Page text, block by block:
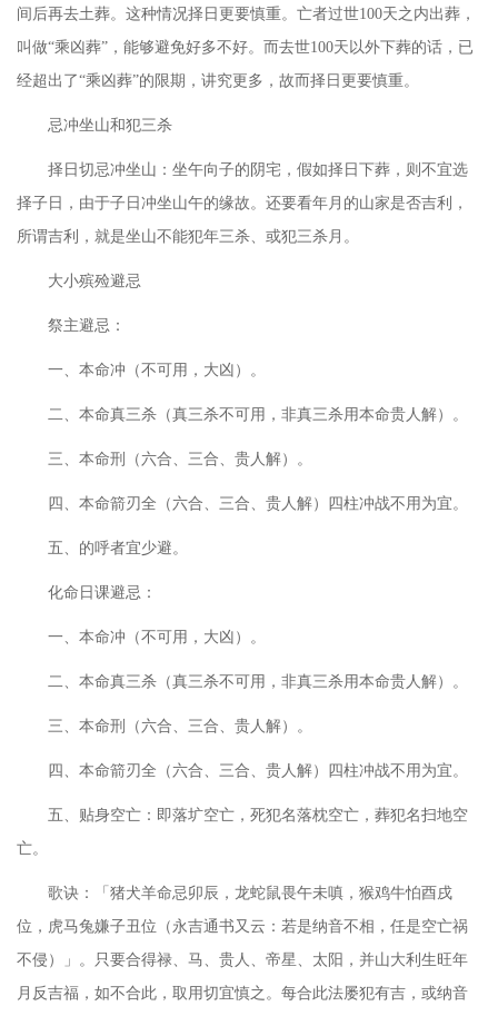
间后再去土葬。这种情况择日更要慎重。亡者过世100天之内出葬，
叫做“乘凶葬”，能够避免好多不好。而去世100天以外下葬的话，已
经超出了“乘凶葬”的限期，讲究更多，故而择日更要慎重。
忌冲坐山和犯三杀
择日切忌冲坐山：坐午向子的阴宅，假如择日下葬，则不宜选
择子日，由于子日冲坐山午的缘故。还要看年月的山家是否吉利，
所谓吉利，就是坐山不能犯年三杀、或犯三杀月。
大小殡殓避忌
祭主避忌：
一、本命冲（不可用，大凶）。
二、本命真三杀（真三杀不可用，非真三杀用本命贵人解）。
三、本命刑（六合、三合、贵人解）。
四、本命箭刃全（六合、三合、贵人解）四柱冲战不用为宜。
五、的呼者宜少避。
化命日课避忌：
一、本命冲（不可用，大凶）。
二、本命真三杀（真三杀不可用，非真三杀用本命贵人解）。
三、本命刑（六合、三合、贵人解）。
四、本命箭刃全（六合、三合、贵人解）四柱冲战不用为宜。
五、贴身空亡：即落圹空亡，死犯名落枕空亡，葬犯名扫地空
亡。
歌诀：「猪犬羊命忌卯辰，龙蛇鼠畏午未嗔，猴鸡牛怕酉戌
位，虎马兔嫌子丑位（永吉通书又云：若是纳音不相，任是空亡祸
不侵）」。只要合得禄、马、贵人、帝星、太阳，并山大利生旺年
月反吉福，如不合此，取用切宜慎之。每合此法屡犯有吉，或纳音